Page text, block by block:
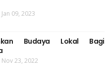
Jan 09, 2023
Budaya Lokal Bagi
Nov 23, 2022